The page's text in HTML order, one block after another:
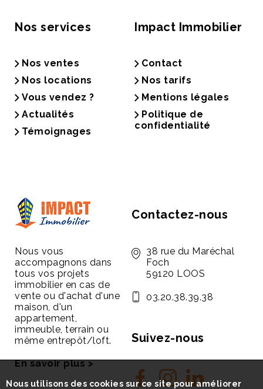
Nos services
Nos ventes
Nos locations
Vous vendez ?
Actualités
Témoignages
Impact Immobilier
Contact
Nos tarifs
Mentions légales
Politique de
confidentialité
Nous vous
accompagnons dans
tous vos projets
immobilier en cas de
vente ou d'achat d'une
maison, d'un
appartement,
immeuble, terrain ou
même entrepôt/loft.
En savoir plus >
Contactez-nous
38 rue du Maréchal
Foch
59120 LOOS
03.20.38.39.38
Suivez-nous
Nous utilisons des cookies sur ce site pour améliorer